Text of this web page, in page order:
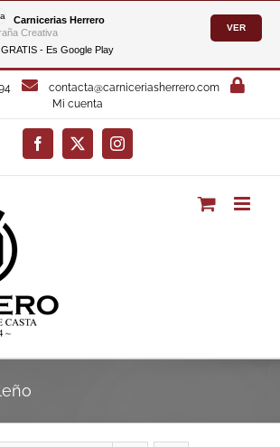
Carnicerias Herrero
Creativa
- Es Google Play
VER
94
contacta@carniceriasherrero.com
Mi cuenta
Facebook
X Instagram